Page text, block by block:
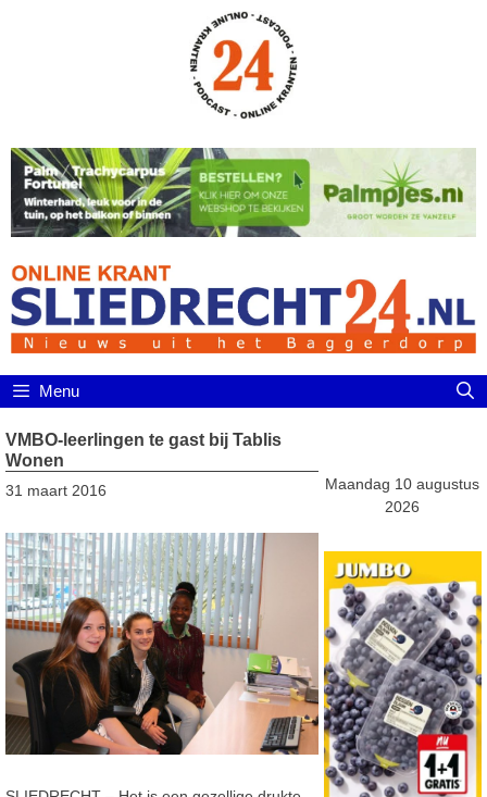
Menu
VMBO-leerlingen te gast bij Tablis
Wonen
31 maart 2016
Maandag 10 augustus
2026